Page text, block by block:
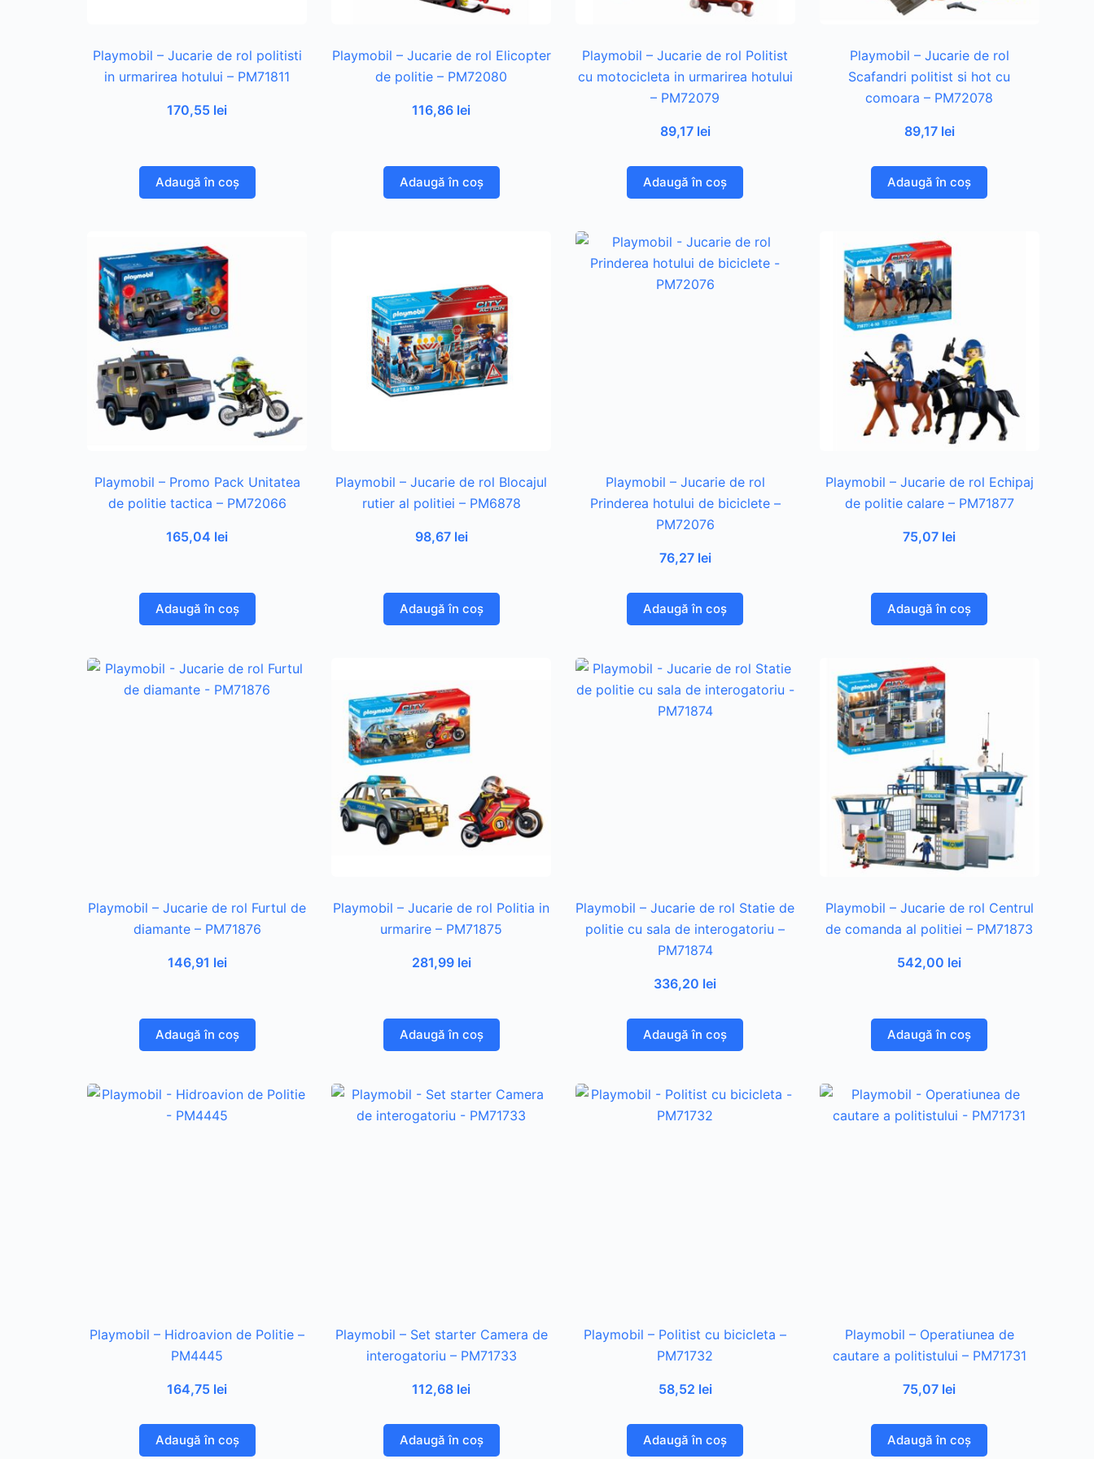
Playmobil – Jucarie de rol politisti
in urmarirea hotului – PM71811
170,55 lei
Adaugă în coș
Playmobil – Jucarie de rol Elicopter
de politie – PM72080
116,86 lei
Adaugă în coș
Playmobil – Jucarie de rol Politist
cu motocicleta in urmarirea hotului
– PM72079
89,17 lei
Adaugă în coș
Playmobil – Jucarie de rol
Scafandri politist si hot cu
comoara – PM72078
89,17 lei
Adaugă în coș
Playmobil – Promo Pack Unitatea
de politie tactica – PM72066
165,04 lei
Adaugă în coș
Playmobil – Jucarie de rol Blocajul
rutier al politiei – PM6878
98,67 lei
Adaugă în coș
Playmobil – Jucarie de rol
Prinderea hotului de biciclete –
PM72076
76,27 lei
Adaugă în coș
Playmobil – Jucarie de rol Echipaj
de politie calare – PM71877
75,07 lei
Adaugă în coș
Playmobil – Jucarie de rol Furtul de
diamante – PM71876
146,91 lei
Adaugă în coș
Playmobil – Jucarie de rol Politia in
urmarire – PM71875
281,99 lei
Adaugă în coș
Playmobil – Jucarie de rol Statie de
politie cu sala de interogatoriu –
PM71874
336,20 lei
Adaugă în coș
Playmobil – Jucarie de rol Centrul
de comanda al politiei – PM71873
542,00 lei
Adaugă în coș
Playmobil – Hidroavion de Politie –
PM4445
164,75 lei
Adaugă în coș
Playmobil – Set starter Camera de
interogatoriu – PM71733
112,68 lei
Adaugă în coș
Playmobil – Politist cu bicicleta –
PM71732
58,52 lei
Adaugă în coș
Playmobil – Operatiunea de
cautare a politistului – PM71731
75,07 lei
Adaugă în coș